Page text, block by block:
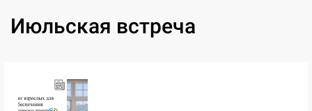
Июльская встреча